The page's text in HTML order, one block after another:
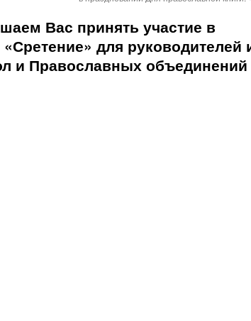
Вас принять участие в
для руководителей
и Православных объединений